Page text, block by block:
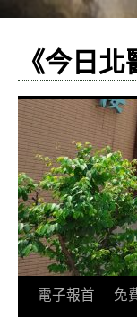
《今日
跳電子報首
免